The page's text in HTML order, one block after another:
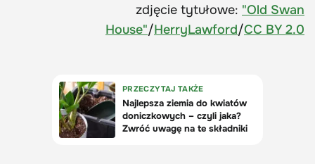
zdjęcie tytułowe: "Old Swan
House"/HerryLawford/CC BY 2.0